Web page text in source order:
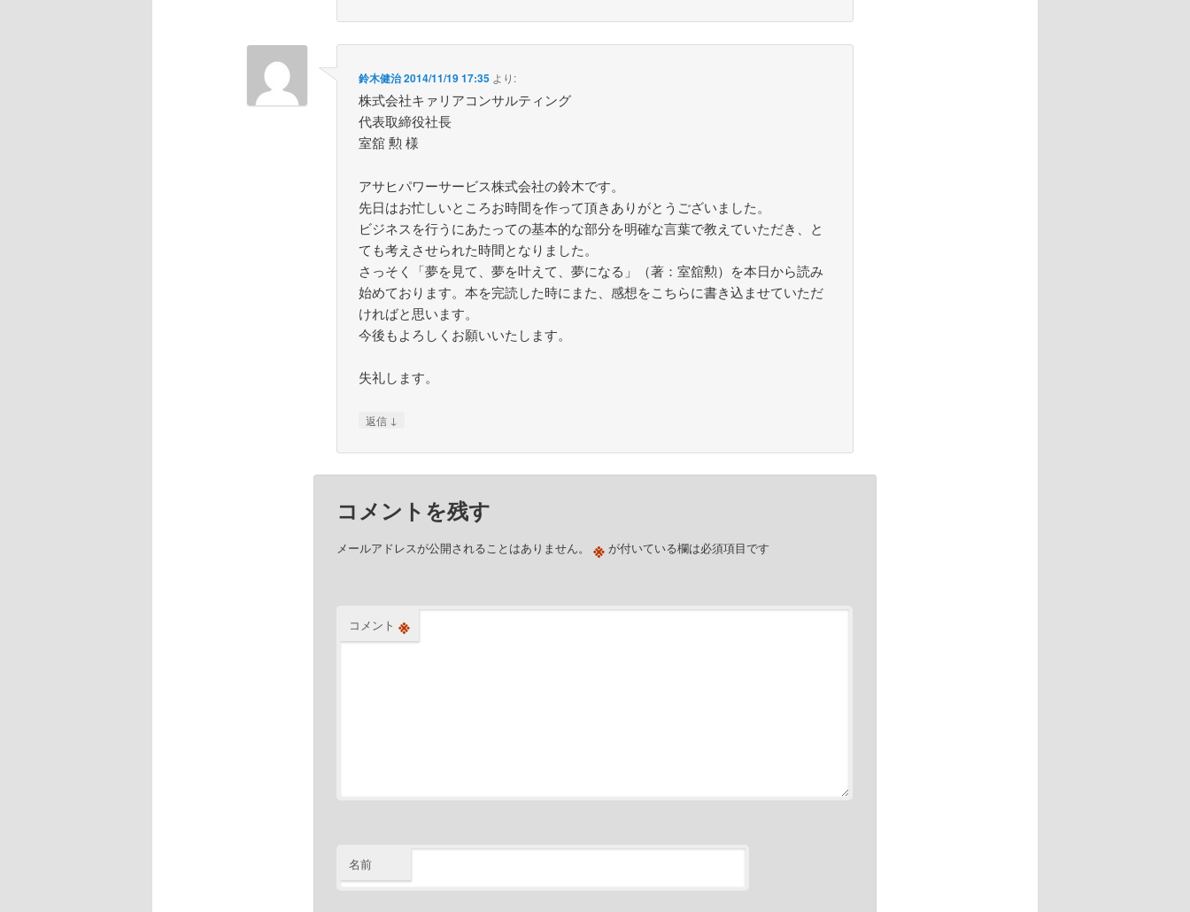
鈴木健治2014/11/19 17:35 より:
株式会社キァリアコンサルティング
代表取締役社長
室舘 勲 様
アサヒパワーサービス株式会社の鈴木です。
先日はお忙しいところお時間を作って頂きありがとうございました。
ビジネスを行うにあたっての基本的な部分を明確な言葉で教えていただき、と
ても考えさせられた時間となりました。
さっそく「夢を見て、夢を叶えて、夢になる」（著：室舘勲）を本日から読み
始めております。本を完読した時にまた、感想をこちらに書き込ませていただ
ければと思います。
今後もよろしくお願いいたします。
失礼します。
返信 ↓
コメントを残す
メールアドレスが公開されることはありません。 ※が付いている欄は必須項目です
コメント ※
名前